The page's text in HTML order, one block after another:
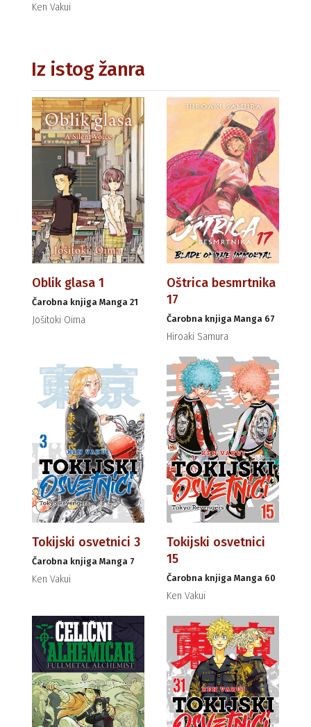
Ken Vakui
Iz istog žanra
Oblik glasa 1
Čarobna knjiga Manga 21
Jošitoki Oima
Oštrica besmrtnika
17
Čarobna knjiga Manga 67
Hiroaki Samura
Tokijski osvetnici 3
Čarobna knjiga Manga 7
Ken Vakui
Tokijski osvetnici
15
Čarobna knjiga Manga 60
Ken Vakui